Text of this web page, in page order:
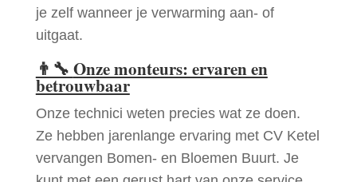
je zelf wanneer je verwarming aan- of
uitgaat.
👨‍🔧 Onze monteurs: ervaren en
betrouwbaar
Onze technici weten precies wat ze doen.
Ze hebben jarenlange ervaring met CV Ketel
vervangen Bomen- en Bloemen Buurt. Je